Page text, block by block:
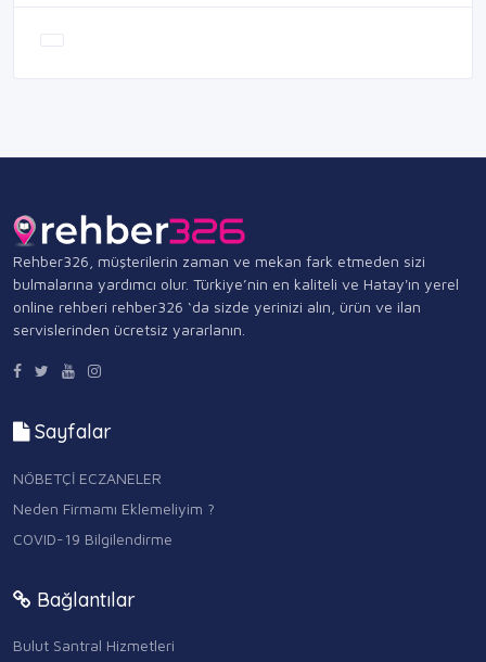
Rehber326, müşterilerin zaman ve mekan fark etmeden sizi
bulmalarına yardımcı olur. Türkiye’nin en kaliteli ve Hatay'ın yerel
online rehberi rehber326 ‘da sizde yerinizi alın, ürün ve ilan
servislerinden ücretsiz yararlanın.
Sayfalar
NÖBETÇİ ECZANELER
Neden Firmamı Eklemeliyim ?
COVID-19 Bilgilendirme
Bağlantılar
Bulut Santral Hizmetleri